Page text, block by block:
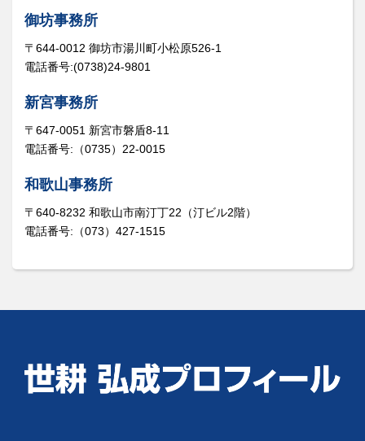
御坊事務所
〒644-0012 御坊市湯川町小松原526-1
電話番号:(0738)24-9801
新宮事務所
〒647-0051 新宮市磐盾8-11
電話番号:（0735）22-0015
和歌山事務所
〒640-8232 和歌山市南汀丁22（汀ビル2階）
電話番号:（073）427-1515